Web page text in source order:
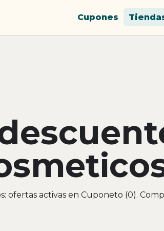
Cupones
ofertas activas en Cuponeto (0).